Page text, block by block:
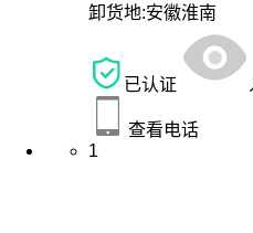
卸货地:安徽淮南
已认证
查看电话
1